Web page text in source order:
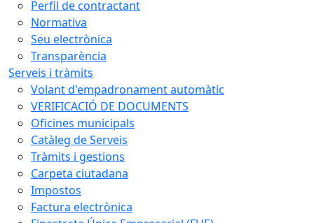
Perfil de contractant
Normativa
Seu electrònica
Transparència
Serveis i tràmits
Volant d'empadronament automàtic
VERIFICACIÓ DE DOCUMENTS
Oficines municipals
Catàleg de Serveis
Tràmits i gestions
Carpeta ciutadana
Impostos
Factura electrònica